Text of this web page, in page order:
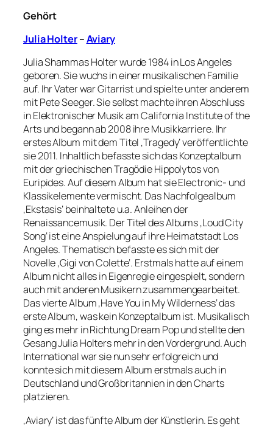
Gehört
Julia Holter–Aviary
Julia Shammas Holter wurde 1984 in Los Angeles
geboren. Sie wuchs in einer musikalischen Familie
auf. Ihr Vater war Gitarrist und spielte unter anderem
mit Pete Seeger. Sie selbst machte ihren Abschluss
in Elektronischer Musik am California Institute of the
Arts und begann ab 2008 ihre Musikkarriere. Ihr
erstes Album mit dem Titel ‚Tragedy‘ veröffentlichte
sie 2011. Inhaltlich befasste sich das Konzeptalbum
mit der griechischen Tragödie Hippolytos von
Euripides. Auf diesem Album hat sie Electronic- und
Klassikelemente vermischt. Das Nachfolgealbum
‚Ekstasis‘ beinhaltete u.a. Anleihen der
Renaissancemusik. Der Titel des Albums ‚Loud City
Song‘ ist eine Anspielung auf ihre Heimatstadt Los
Angeles. Thematisch befasste es sich mit der
Novelle ‚Gigi von Colette‘. Erstmals hatte auf einem
Album nicht alles in Eigenregie eingespielt, sondern
auch mit anderen Musikern zusammengearbeitet.
Das vierte Album ‚Have You in My Wilderness‘ das
erste Album, was kein Konzeptalbum ist. Musikalisch
ging es mehr in Richtung Dream Pop und stellte den
Gesang Julia Holters mehr in den Vordergrund. Auch
International war sie nun sehr erfolgreich und
konnte sich mit diesem Album erstmals auch in
Deutschland und Großbritannien in den Charts
platzieren.
‚Aviary‘ ist das fünfte Album der Künstlerin. Es geht